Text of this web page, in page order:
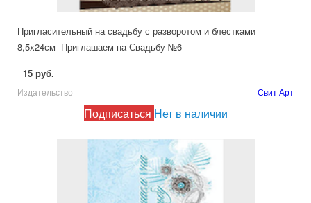
Пригласительный на свадьбу с разворотом и блестками
8,5х24см -Приглашаем на Свадьбу №6
15 руб.
Издательство Свит Арт
Подписаться Нет в наличии